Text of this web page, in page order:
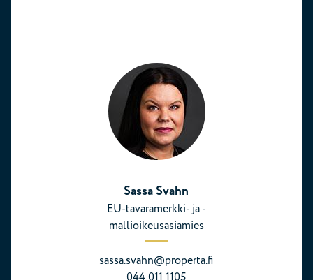
Sassa Svahn
EU-tavaramerkki- ja -
mallioikeusasiamies
sassa.svahn@properta.fi